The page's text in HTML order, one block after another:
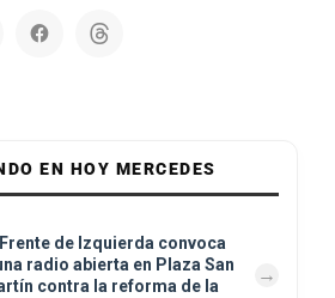
EN HOY MERCEDES
de Izquierda convoca
radio abierta en Plaza San
contra la reforma de la